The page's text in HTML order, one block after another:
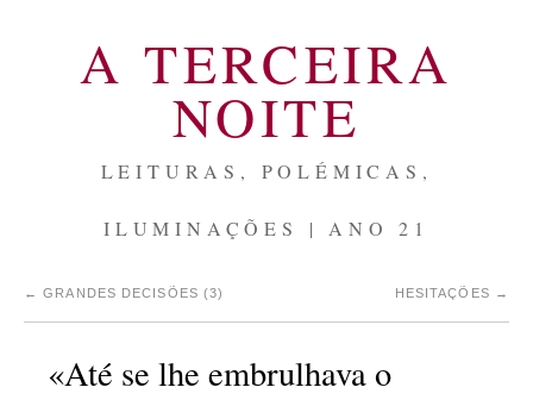
A TERCEIRA
NOITE
LEITURAS, POLÉMICAS,
ILUMINAÇÕES | ANO 21
← GRANDES DECISÕES (3) HESITAÇÕES →
«Até se lhe embrulhava o